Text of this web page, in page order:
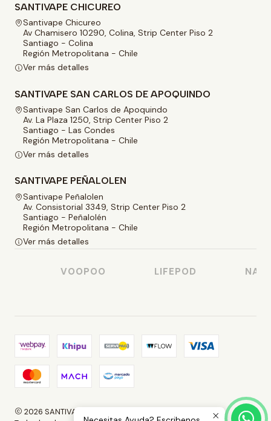
SANTIVAPE CHICUREO
Santivape Chicureo
Av Chamisero 10290, Colina, Strip Center Piso 2
Santiago - Colina
Región Metropolitana - Chile
Ver más detalles
SANTIVAPE SAN CARLOS DE APOQUINDO
Santivape San Carlos de Apoquindo
Av. La Plaza 1250, Strip Center Piso 2
Santiago - Las Condes
Región Metropolitana - Chile
Ver más detalles
SANTIVAPE PEÑALOLEN
Santivape Peñalolen
Av. Consistorial 3349, Strip Center Piso 2
Santiago - Peñalolén
Región Metropolitana - Chile
Ver más detalles
VOOPOO LIFEPOD
2026 SANTIVAPE.